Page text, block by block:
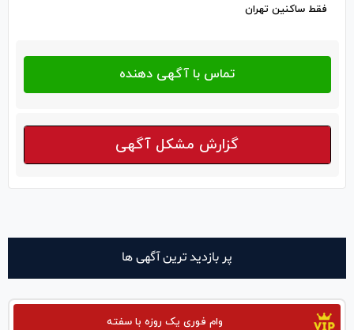
فقط ساکنین تهران
گزارش مشکل آگهی
پر بازدید ترین آگهی ها
وام فوری یک روزه با سفته